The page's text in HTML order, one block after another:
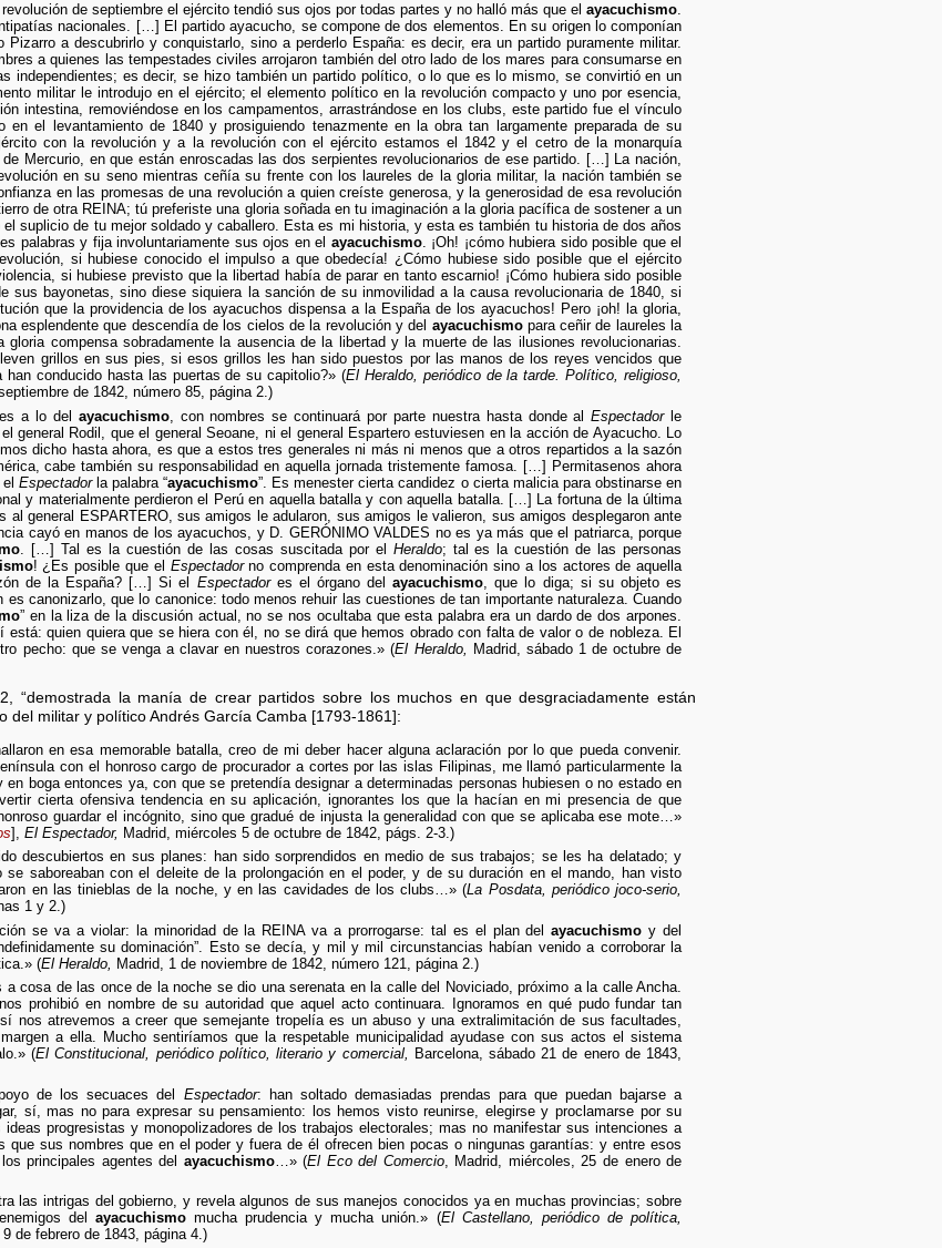
de septiembre el ejército tendió sus ojos por todas partes y no halló más que elayacuchismo.
nacionales. […] El partido ayacucho, se compone de dos elementos. En su origen lo componían
Pizarro a descubrirlo y conquistarlo, sino a perderlo España: es decir, era un partido puramente militar.
a quienes las tempestades civiles arrojaron también del otro lado de los mares para consumarse en
independientes; es decir, se hizo también un partido político, o lo que es lo mismo, se convirtió en un
militar le introdujo en el ejército; el elemento político en la revolución compacto y uno por esencia,
intestina, removiéndose en los campamentos, arrastrándose en los clubs, este partido fue el vínculo
el levantamiento de 1840 y prosiguiendo tenazmente en la obra tan largamente preparada de su
con la revolución y a la revolución con el ejército estamos el 1842 y el cetro de la monarquía
Mercurio, en que están enroscadas las dos serpientes revolucionarios de ese partido. […] La nación,
en su seno mientras ceñía su frente con los laureles de la gloria militar, la nación también se
en las promesas de una revolución a quien creíste generosa, y la generosidad de esa revolución
de otra REINA; tú preferiste una gloria soñada en tu imaginación a la gloria pacífica de sostener a un
suplicio de tu mejor soldado y caballero. Esta es mi historia, y esta es también tu historia de dos años
palabras y fija involuntariamente sus ojos en el ayacuchismo. ¡Oh! ¡cómo hubiera sido posible que el
si hubiese conocido el impulso a que obedecía! ¿Cómo hubiese sido posible que el ejército
si hubiese previsto que la libertad había de parar en tanto escarnio! ¡Cómo hubiera sido posible
sus bayonetas, sino diese siquiera la sanción de su inmovilidad a la causa revolucionaria de 1840, si
que la providencia de los ayacuchos dispensa a la España de los ayacuchos! Pero ¡oh! la gloria,
esplendente que descendía de los cielos de la revolución y del ayacuchismopara ceñir de laureles la
compensa sobradamente la ausencia de la libertad y la muerte de las ilusiones revolucionarias.
grillos en sus pies, si esos grillos les han sido puestos por las manos de los reyes vencidos que
conducido hasta las puertas de su capitolio?» (El Heraldo, periódico de la tarde. Político, religioso,
de 1842, número 85, página 2.)
a lo del ayacuchismo, con nombres se continuará por parte nuestra hasta donde alEspectadorle
general Rodil, que el general Seoane, ni el general Espartero estuviesen en la acción de Ayacucho. Lo
dicho hasta ahora, es que a estos tres generales ni más ni menos que a otros repartidos a la sazón
cabe también su responsabilidad en aquella jornada tristemente famosa. […] Permitasenos ahora
Espectadorla palabra “ayacuchismo”. Es menester cierta candidez o cierta malicia para obstinarse en
y materialmente perdieron el Perú en aquella batalla y con aquella batalla. […] La fortuna de la última
al general ESPARTERO, sus amigos le adularon, sus amigos le valieron, sus amigos desplegaron ante
cayó en manos de los ayacuchos, y D. GERÓNIMO VALDES no es ya más que el patriarca, porque
. […] Tal es la cuestión de las cosas suscitada por el Heraldo; tal es la cuestión de las personas
! ¿Es posible que el Espectadorno comprenda en esta denominación sino a los actores de aquella
de la España? […] Si el Espectadores el órgano delayacuchismo , que lo diga; si su objeto es
canonizarlo, que lo canonice: todo menos rehuir las cuestiones de tan importante naturaleza. Cuando
” en la liza de la discusión actual, no se nos ocultaba que esta palabra era un dardo de dos arpones.
está: quien quiera que se hiera con él, no se dirá que hemos obrado con falta de valor o de nobleza. El
pecho: que se venga a clavar en nuestros corazones.» (El Heraldo,
Madrid, sábado 1 de octubre de
“demostrada la manía de crear partidos sobre los muchos en que desgraciadamente están
del militar y político Andrés García Camba [1793-1861]:
en esa memorable batalla, creo de mi deber hacer alguna aclaración por lo que pueda convenir.
con el honroso cargo de procurador a cortes por las islas Filipinas, me llamó particularmente la
boga entonces ya, con que se pretendía designar a determinadas personas hubiesen o no estado en
cierta ofensiva tendencia en su aplicación, ignorantes los que la hacían en mi presencia de que
guardar el incógnito, sino que gradué de injusta la generalidad con que se aplicaba ese mote…»
], El Espectador, Madrid, miércoles 5 de octubre de 1842, págs. 2-3.)
descubiertos en sus planes: han sido sorprendidos en medio de sus trabajos; se les ha delatado; y
saboreaban con el deleite de la prolongación en el poder, y de su duración en el mando, han visto
en las tinieblas de la noche, y en las cavidades de los clubs…» (La Posdata, periódico joco-serio,
1 y 2.)
se va a violar: la minoridad de la REINA va a prorrogarse: tal es el plan delayacuchismo y del
su dominación”. Esto se decía, y mil y mil circunstancias habían venido a corroborar la
(El Heraldo,
Madrid, 1 de noviembre de 1842, número 121, página 2.)
cosa de las once de la noche se dio una serenata en la calle del Noviciado, próximo a la calle Ancha.
prohibió en nombre de su autoridad que aquel acto continuara. Ignoramos en qué pudo fundar tan
nos atrevemos a creer que semejante tropelía es un abuso y una extralimitación de sus facultades,
a ella. Mucho sentiríamos que la respetable municipalidad ayudase con sus actos el sistema
(El Constitucional, periódico político, literario y comercial, Barcelona, sábado 21 de enero de 1843,
de los secuaces del Espectador: han soltado demasiadas prendas para que puedan bajarse a
sí, mas no para expresar su pensamiento: los hemos visto reunirse, elegirse y proclamarse por su
progresistas y monopolizadores de los trabajos electorales; mas no manifestar sus intenciones a
que sus nombres que en el poder y fuera de él ofrecen bien pocas o ningunas garantías: y entre esos
principales agentes del ayacuchismo…» (El Eco del Comercio, Madrid, miércoles, 25 de enero de
las intrigas del gobierno, y revela algunos de sus manejos conocidos ya en muchas provincias; sobre
del ayacuchismomucha prudencia y mucha unión.» (El Castellano, periódico de política,
de febrero de 1843, página 4.)